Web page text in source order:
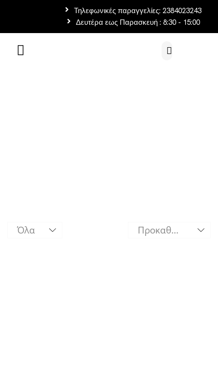
Τηλεφωνικές παραγγελίες: 2384023243
Δευτέρα εως Παρασκευή : 8:30 - 15:00